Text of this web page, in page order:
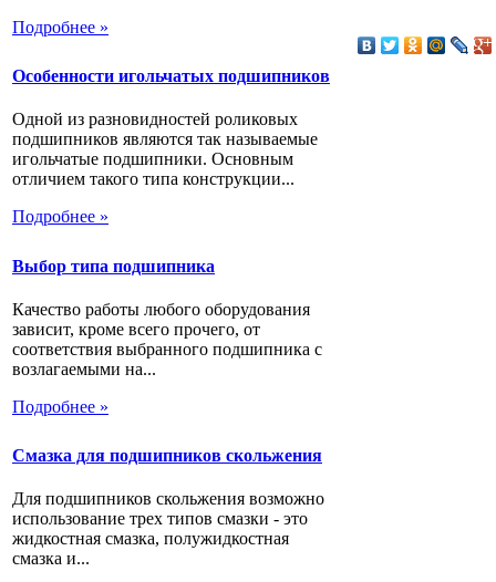
Подробнее »
Особенности игольчатых подшипников
Одной из разновидностей роликовых
подшипников являются так называемые
игольчатые подшипники. Основным
отличием такого типа конструкции...
Подробнее »
Выбор типа подшипника
Качество работы любого оборудования
зависит, кроме всего прочего, от
соответствия выбранного подшипника с
возлагаемыми на...
Подробнее »
Смазка для подшипников скольжения
Для подшипников скольжения возможно
использование трех типов смазки - это
жидкостная смазка, полужидкостная
смазка и...